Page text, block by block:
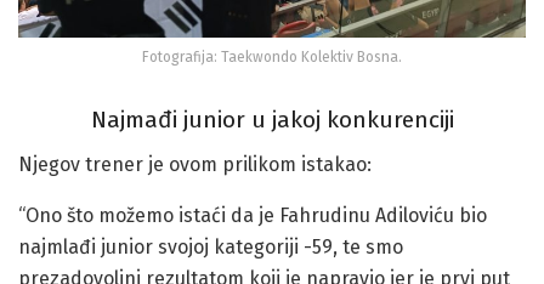
Fotografija: Taekwondo Kolektiv Bosna.
Najmađi junior u jakoj konkurenciji
Njegov trener je ovom prilikom istakao:
“Ono što možemo istaći da je Fahrudinu Adiloviću bio
najmlađi junior svojoj kategoriji -59, te smo
prezadovoljni rezultatom koji je napravio jer je prvi put